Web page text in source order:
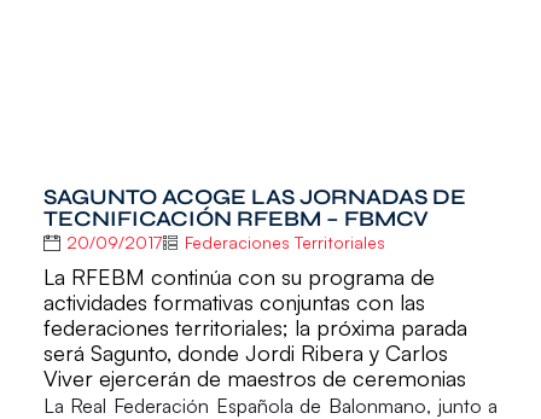
SAGUNTO ACOGE LAS JORNADAS DE
TECNIFICACIÓN RFEBM – FBMCV
20/09/2017 Federaciones Territoriales
La RFEBM continúa con su programa de
actividades formativas conjuntas con las
federaciones territoriales; la próxima parada
será Sagunto, donde Jordi Ribera y Carlos
Viver ejercerán de maestros de ceremonias
La Real Federación Española de Balonmano, junto a